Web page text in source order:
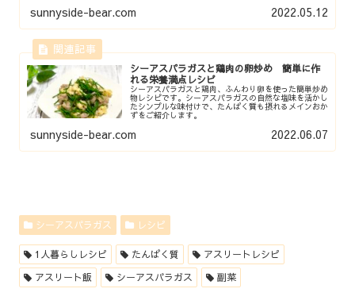
sunnyside-bear.com 2022.05.12
シーアスパラガスと鶏肉の卵炒め 簡単に作
れる栄養満点レシピ
シーアスパラガスと鶏肉、ふんわり卵を使った簡単炒め
物レシピです。シーアスパラガスの自然な塩味を活かし
たシンプルな味付けで、たんぱく質も摂れるメインおか
ずをご紹介します。
sunnyside-bear.com 2022.06.07
シーアスパラガス レシピ
1人暮らしレシピ たんぱく質
アスリートレシピ
アスリート飯
シーアスパラガス 副菜